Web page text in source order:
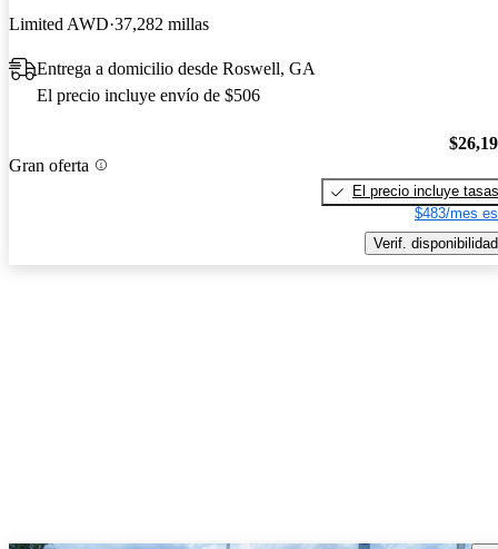
Limited AWD 37,282 millas
Entrega a domicilio desde Roswell, GA
El precio incluye envío de $506
Gran oferta
El precio incluye tasas
$483/mes
Verif. disponibilidad